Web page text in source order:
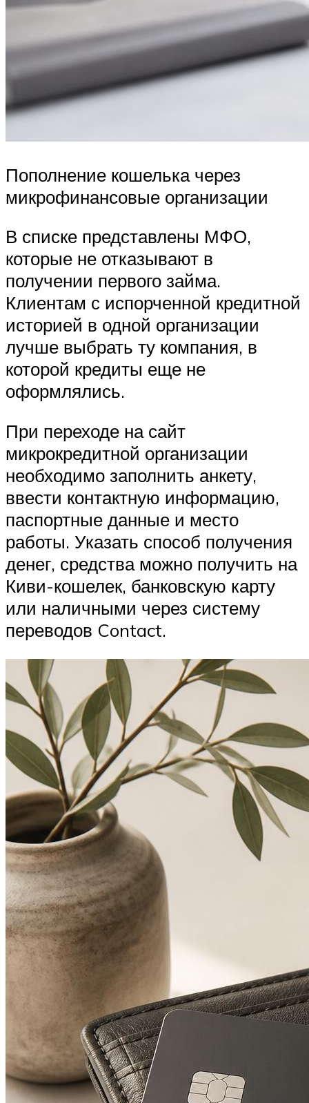
Пополнение кошелька через
микрофинансовые организации
В списке представлены МФО,
которые не отказывают в
получении первого займа.
Клиентам с испорченной кредитной
историей в одной организации
лучше выбрать ту компания, в
которой кредиты еще не
оформлялись.
При переходе на сайт
микрокредитной организации
необходимо заполнить анкету,
ввести контактную информацию,
паспортные данные и место
работы. Указать способ получения
денег, средства можно получить на
Киви-кошелек, банковскую карту
или наличными через систему
переводов Contact.